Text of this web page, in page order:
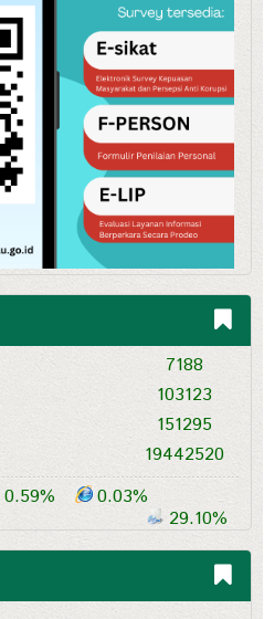
7188
103123
151295
19442520
0.59%
0.03%
29.10%